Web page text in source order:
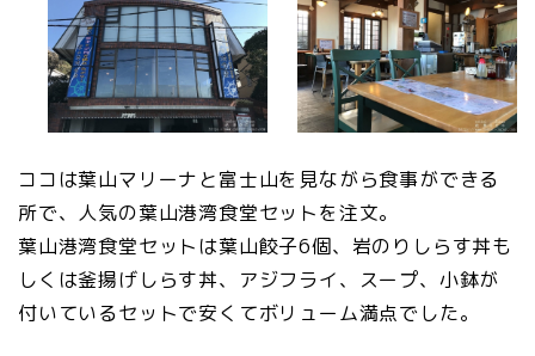
ココは葉山マリーナと富士山を見ながら食事ができる
所で、人気の葉山港湾食堂セットを注文。
葉山港湾食堂セットは葉山餃子6個、岩のりしらす丼も
しくは釜揚げしらす丼、アジフライ、スープ、小鉢が
付いているセットで安くてボリューム満点でした。